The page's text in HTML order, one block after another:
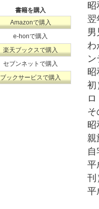
書籍を購入
Amazonで購入
e-honで購入
楽天ブックスで購入
セブンネットで購入
ブックサービスで購入
昭
翌
男
わ
昭
初
そ
昭
親
平
刊
平